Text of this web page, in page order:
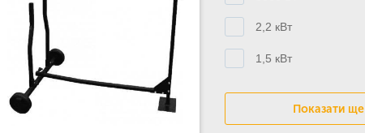
2,2 кВт
1,5 кВт
Показати ще